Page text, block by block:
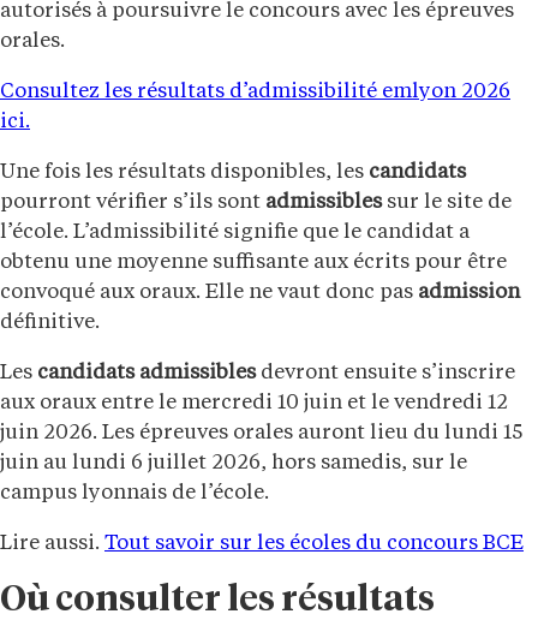
autorisés à poursuivre le concours avec les épreuves
orales.
Consultez les résultats d’admissibilité emlyon 2026
ici.
Une fois les résultats disponibles, les candidats
pourront vérifier s’ils sont admissiblessur le site de
l’école. L’admissibilité signifie que le candidat a
obtenu une moyenne suffisante aux écrits pour être
convoqué aux oraux. Elle ne vaut donc pas admission
définitive.
Les candidats admissiblesdevront ensuite s’inscrire
aux oraux entre le mercredi 10 juin et le vendredi 12
juin 2026. Les épreuves orales auront lieu du lundi 15
juin au lundi 6 juillet 2026, hors samedis, sur le
campus lyonnais de l’école.
Lire aussi. Tout savoir sur les écoles du concours BCE
Où consulter les résultats